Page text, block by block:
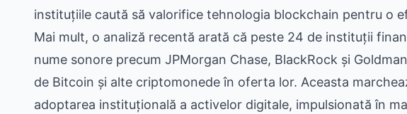
instituțiile caută să valorifice tehnologia blockchain pentru o
Mai mult, o analiză recentă arată că peste 24 de instituții
nume sonore precum JPMorgan Chase, BlackRock și
de Bitcoin și alte criptomonede în oferta lor. Aceasta
adoptarea instituțională a activelor digitale, impulsionată în